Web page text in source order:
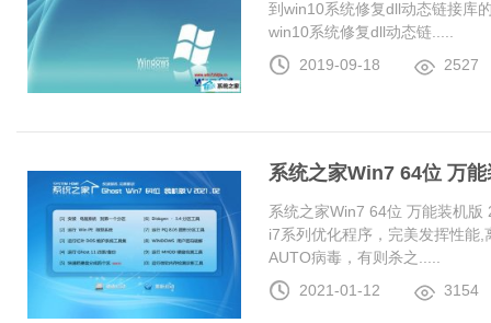
到win10系统修复dll动态链接库
win10系统修复dll动态链.....
2019-09-18
2527
系统之家Win7 64位 万
系统之家Win7 64位 万能装机
i7系列优化程序，完美发挥性能
AUTO病毒，有则杀之.....
2021-01-12
3154